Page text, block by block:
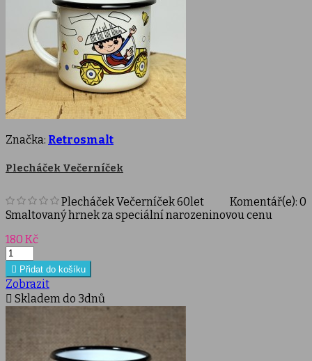
Značka: Retrosmalt
Plecháček Večerníček
Komentář(e): 0
Plecháček Večerníček 60let
Smaltovaný hrnek za speciální narozeninovou cenu
Cena
180 Kč
 Přidat do košíku
Zobrazit
 Skladem do 3dnů